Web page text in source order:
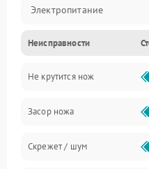
Электропитание
Неисправности
Не крутится нож
Засор ножа
Скрежет / шум